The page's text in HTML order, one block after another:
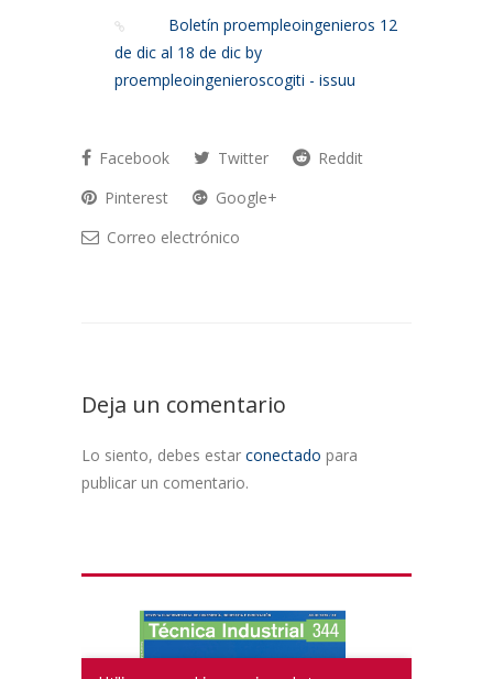
Boletín proempleoingenieros 12
de dic al 18 de dic by
proempleoingenieroscogiti - issuu
Facebook Twitter
Reddit
Pinterest
Google+
Correo electrónico
Deja un comentario
Lo siento, debes estar conectado para
publicar un comentario.